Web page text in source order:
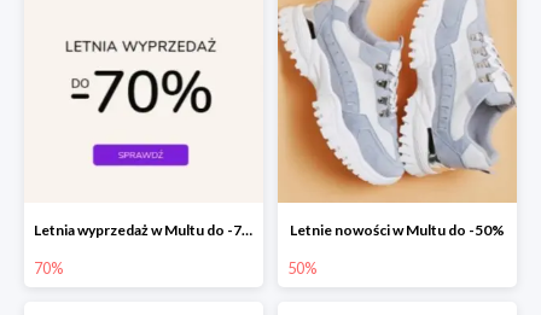
Letnia wyprzedaż w Multu do -70%
70%
Letnie nowości w Multu do -50%
50%